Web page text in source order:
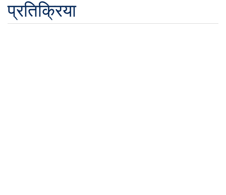
प्रतिक्रिया